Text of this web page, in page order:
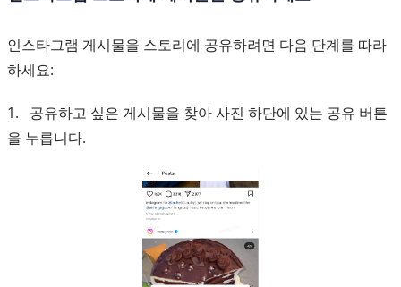
인스타그램 게시물을 스토리에 공유하려면 다음 단계를 따라
하세요:
1. 공유하고 싶은 게시물을 찾아 사진 하단에 있는 공유 버튼
을 누릅니다.